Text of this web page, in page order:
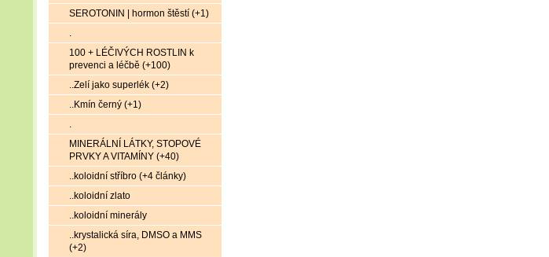
SEROTONIN | hormon štěstí (+1)
.
100 + LÉČIVÝCH ROSTLIN k
prevenci a léčbě (+100)
..Zelí jako superlék (+2)
..Kmín černý (+1)
.
MINERÁLNÍ LÁTKY, STOPOVÉ
PRVKY A VITAMÍNY (+40)
..koloidní stříbro (+4 články)
..koloidní zlato
..koloidní minerály
..krystalická síra, DMSO a MMS
(+2)